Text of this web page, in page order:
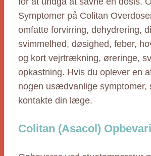
Symptomer på Colitan
omfatte forvirring, dehydrering,
svimmelhed, døsighed, feber,
og kort vejrtrækning, øreringe,
opkastning. Hvis du oplever en
nogen usædvanlige symptomer,
kontakte din læge.
Colitan (Asacol)